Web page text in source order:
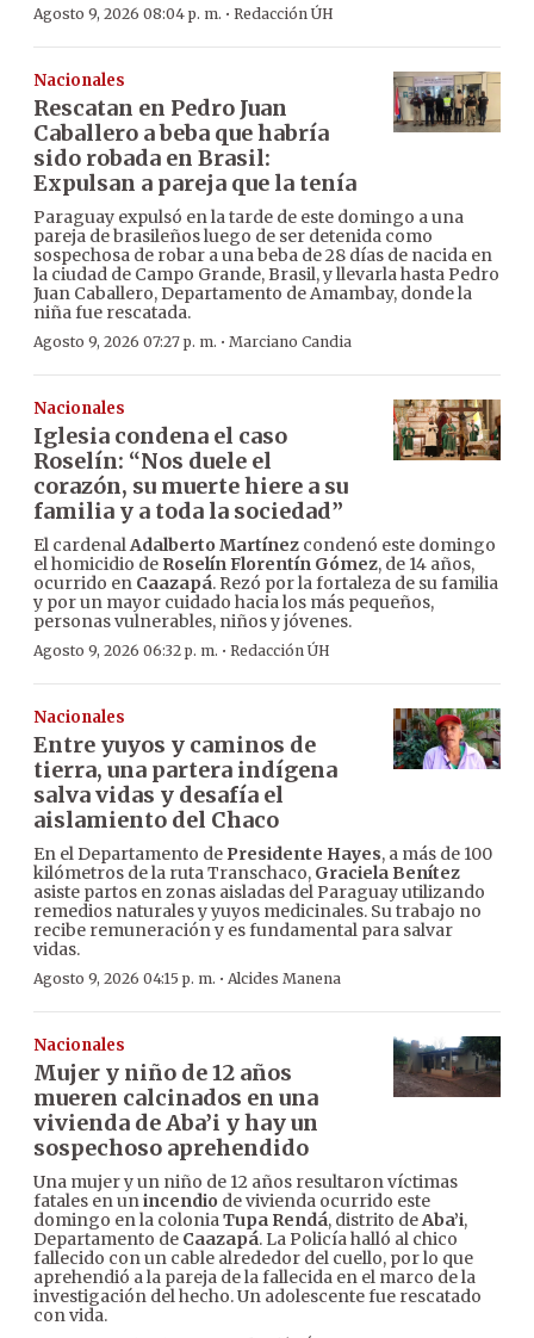
Agosto 9, 2026 08:04 p. m. · Redacción ÚH
Nacionales
Rescatan en Pedro Juan
Caballero a beba que habría
sido robada en Brasil:
Expulsan a pareja que la tenía
Paraguay expulsó en la tarde de este domingo a una
pareja de brasileños luego de ser detenida como
sospechosa de robar a una beba de 28 días de nacida en
la ciudad de Campo Grande, Brasil, y llevarla hasta Pedro
Juan Caballero, Departamento de Amambay, donde la
niña fue rescatada.
Agosto 9, 2026 07:27 p. m. · Marciano Candia
Nacionales
Iglesia condena el caso
Roselín: “Nos duele el
corazón, su muerte hiere a su
familia y a toda la sociedad”
El cardenalAdalberto Martínez condenó este domingo
el homicidio de Roselín Florentín Gómez, de 14 años,
ocurrido en Caazapá. Rezó por la fortaleza de su familia
y por un mayor cuidado hacia los más pequeños,
personas vulnerables, niños y jóvenes.
Agosto 9, 2026 06:32 p. m. · Redacción ÚH
Nacionales
Entre yuyos y caminos de
tierra, una partera indígena
salva vidas y desafía el
aislamiento del Chaco
En el Departamento de Presidente Hayes, a más de 100
kilómetros de la ruta Transchaco, Graciela Benítez
asiste partos en zonas aisladas del Paraguay utilizando
remedios naturales y yuyos medicinales. Su trabajo no
recibe remuneración y es fundamental para salvar
vidas.
Agosto 9, 2026 04:15 p. m. · Alcides Manena
Nacionales
Mujer y niño de 12 años
mueren calcinados en una
vivienda de Aba’i y hay un
sospechoso aprehendido
Una mujer y un niño de 12 años resultaron víctimas
fatales en unincendio de vivienda ocurrido este
domingo en la coloniaTupa Rendá, distrito deAba’i,
Departamento de Caazapá. La Policía halló al chico
fallecido con un cable alrededor del cuello, por lo que
aprehendió a la pareja de la fallecida en el marco de la
investigación del hecho. Un adolescente fue rescatado
con vida.